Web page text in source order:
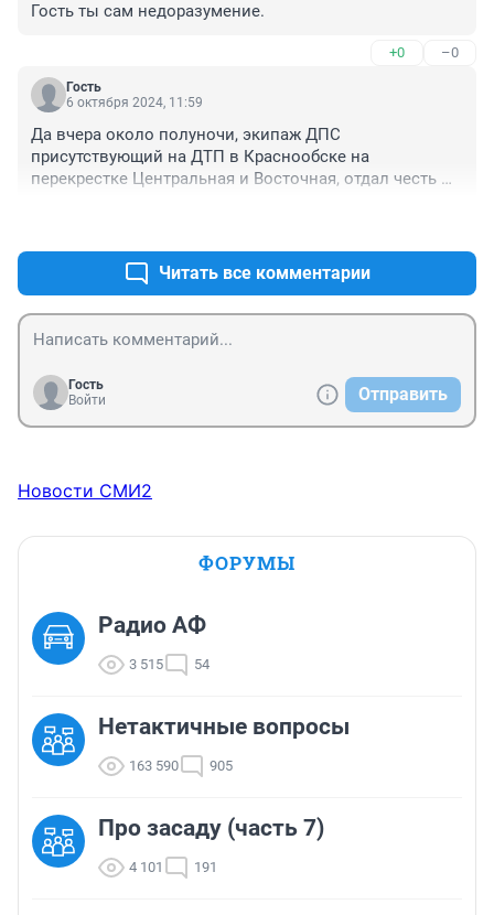
Гость ты сам недоразумение.
+0 –0
Гость
6 октября 2024, 11:59
Да вчера около полуночи, экипаж ДПС
присутствующий на ДТП в Краснообске на
перекрестке Центральная и Восточная, отдал честь
Читать все комментарии
Гость
Войти
Отправить
Новости СМИ2
ФОРУМЫ
Радио АФ
3 515 54
Нетактичные вопросы
163 590 905
Про засаду (часть 7)
4 101 191